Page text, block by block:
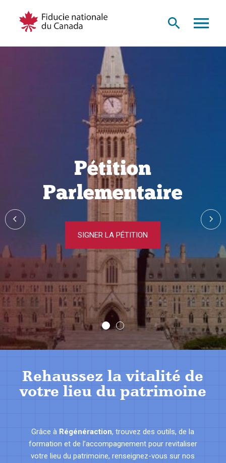
Pétition
Parlementaire
SIGNER LA PÉTITION
Rehaussez la vitalité de
votre lieu du patrimoine
Grâce à Régénéraction, trouvez des outils, de la
formation et de l’accompagnement pour revitaliser
votre lieu du patrimoine, renseignez-vous sur nos